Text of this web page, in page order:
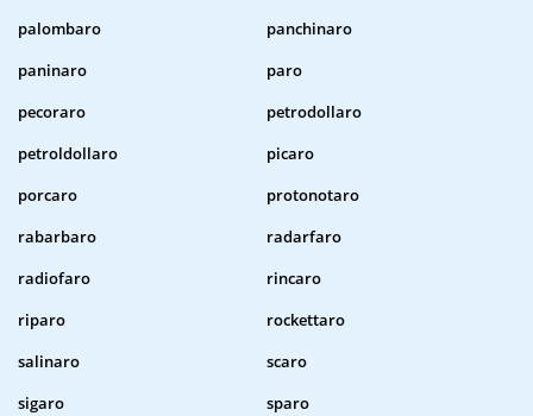
palombaro
panchinaro
paninaro
paro
pecoraro
petrodollaro
petroldollaro
picaro
porcaro
protonotaro
rabarbaro
radarfaro
radiofaro
rincaro
riparo
rockettaro
salinaro
scaro
sigaro
sparo